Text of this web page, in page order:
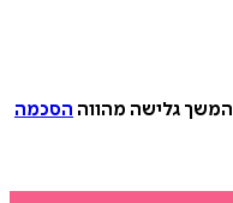
המשך גלישה מהווה הסכמה